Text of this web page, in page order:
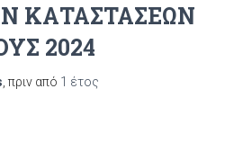
ΚΑΤΑΣΤΑΣΕΩΝ
2024
, πριν από 1 έτος